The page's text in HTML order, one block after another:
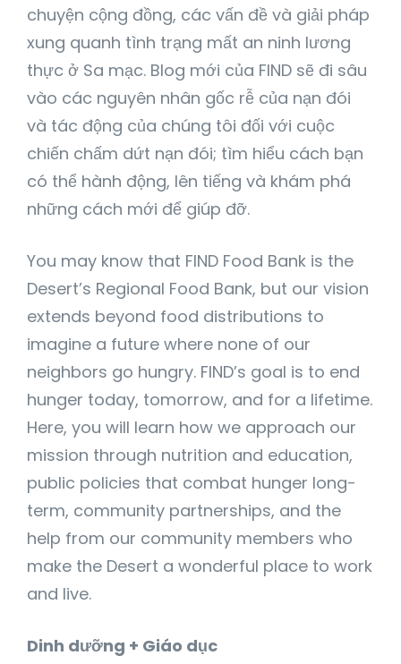
chuyện cộng đồng, các vấn đề và giải pháp
xung quanh tình trạng mất an ninh lương
thực ở Sa mạc. Blog mới của FIND sẽ đi sâu
vào các nguyên nhân gốc rễ của nạn đói
và tác động của chúng tôi đối với cuộc
chiến chấm dứt nạn đói; tìm hiểu cách bạn
có thể hành động, lên tiếng và khám phá
những cách mới để giúp đỡ.
You may know that FIND Food Bank is the
Desert’s Regional Food Bank, but our vision
extends beyond food distributions to
imagine a future where none of our
neighbors go hungry. FIND’s goal is to end
hunger today, tomorrow, and for a lifetime.
Here, you will learn how we approach our
mission through nutrition and education,
public policies that combat hunger long-
term, community partnerships, and the
help from our community members who
make the Desert a wonderful place to work
and live.
Dinh dưỡng + Giáo dục